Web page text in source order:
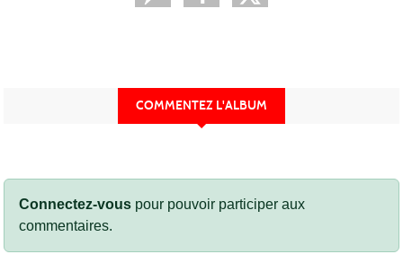
COMMENTEZ L'ALBUM
Connectez-vous pour pouvoir participer aux
commentaires.